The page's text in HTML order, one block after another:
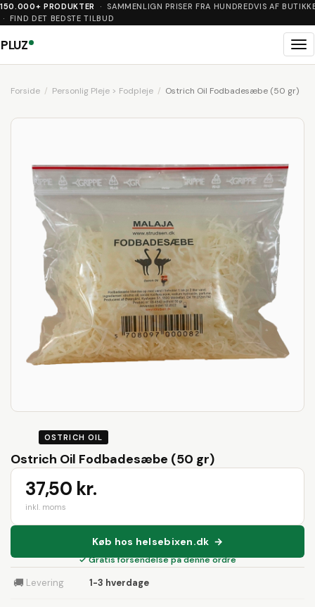
150.000+ PRODUKTER
· SAMMENLIGN PRISER FRA HUNDREDVIS AF
· FIND DET BEDSTE TILBUD
PLUZ
Forside Personlig Pleje > Fodpleje Ostrich Oil Fodbadesæbe (50 gr)
OSTRICH OIL
Ostrich Oil Fodbadesæbe (50 gr)
37,50 kr.
inkl. moms
Køb hos helsebixen.dk →
✓ Gratis forsendelse på denne ordre
🚚 Levering 1-3 hverdage